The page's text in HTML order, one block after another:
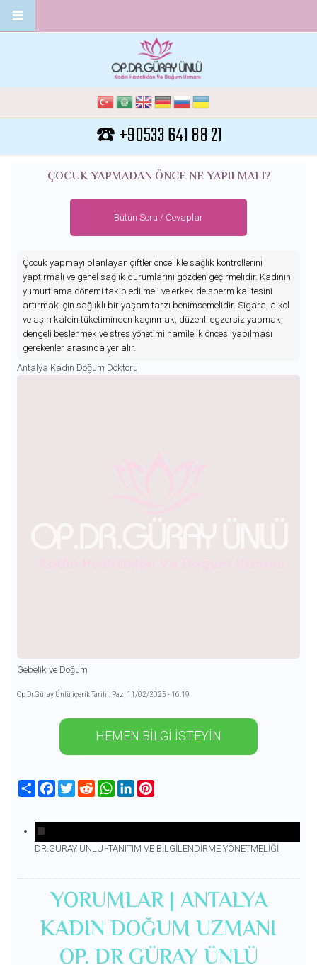
☎️ +90533 641 88 21
ÇOCUK YAPMADAN ÖNCE NE YAPILMALI?
Bütün Soru / Cevaplar
Çocuk yapmayı planlayan çiftler öncelikle sağlık kontrollerini
yaptırmalı ve genel sağlık durumlarını gözden geçirmelidir. Kadının
yumurtlama dönemi takip edilmeli ve erkek de sperm kalitesini
artırmak için sağlıklı bir yaşam tarzı benimsemelidir. Sigara, alkol
ve aşırı kafein tüketiminden kaçınmak, düzenli egzersiz yapmak,
dengeli beslenmek ve stres yönetimi hamilelik öncesi yapılması
gerekenler arasında yer alır.
Antalya Kadın Doğum Doktoru
Gebelik ve Doğum
Op.Dr.Güray Ünlü içerik Tarihi: Paz, 11/02/2025 - 16:19
HEMEN BİLGİ İSTEYİN
Share Facebook
TwitterRedditWhatsApp
LinkedIn
DR.GÜRAY ÜNLÜ -TANITIM VE BİLGİLENDİRME YÖNETMELİĞİ
YORUMLAR | ANTALYA
KADIN DOĞUM UZMANI
OP. DR GÜRAY ÜNLÜ